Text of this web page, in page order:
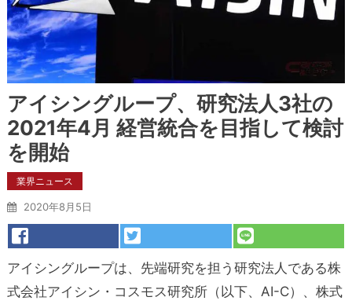
アイシングループ、研究法人3社の
2021年4月 経営統合を目指して検討
を開始
業界ニュース
2020年8月5日
アイシングループは、先端研究を担う研究法人である株
式会社アイシン・コスモス研究所（以下、AI-C）、株式